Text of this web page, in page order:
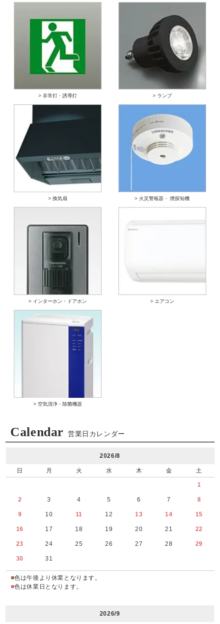
> 非常灯・誘導灯 > ランプ
> 換気扇 > 火災警報器・ 煙探知機
> インターホン・ドアホン > エアコン
> 空気清浄・除菌機器
Calendar 営業日カレンダー
2026/8
日 月 火 水 木 金 土
1
2 3 4 5 6 7 8
9 10 11 12 13 14 15
16 17 18 19 20 21 22
23 24 25 26 27 28 29
30 31
■色は午後より休業となります。
■色は休業日となります。
2026/9